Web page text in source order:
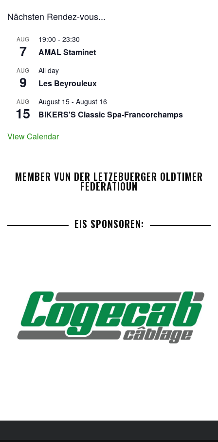
Nächsten Rendez-vous...
AUG
7
19:00 - 23:30
AMAL Staminet
AUG
9
All day
Les Beyrouleux
AUG
15
August 15 - August 16
BIKERS'S Classic Spa-Francorchamps
View Calendar
MEMBER VUN DER LETZEBUERGER OLDTIMER
FEDERATIOUN
EIS SPONSOREN: